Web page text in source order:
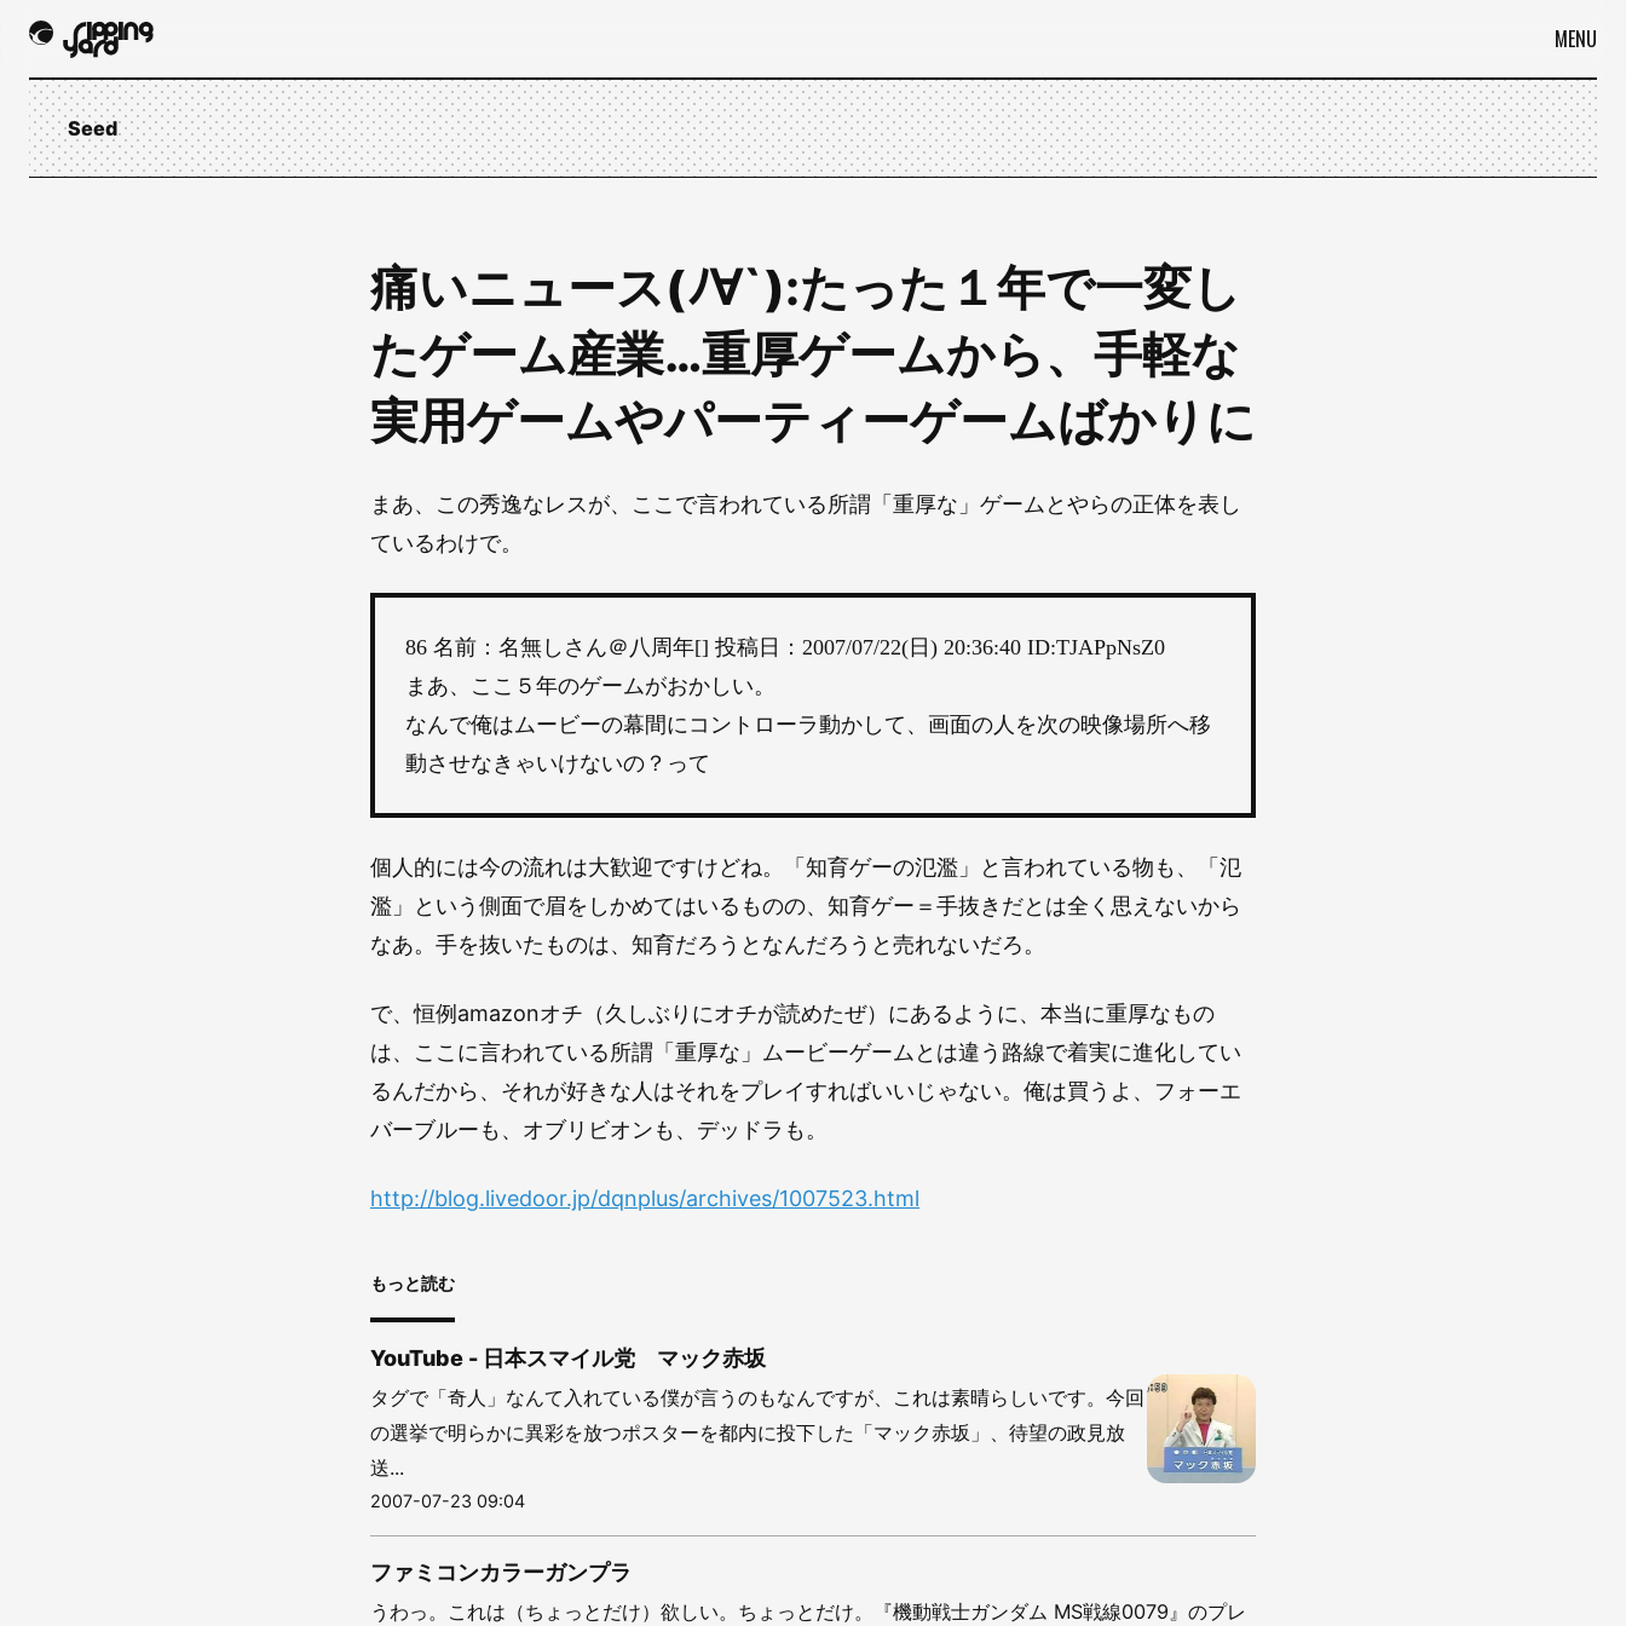
MENU
Seed
痛いニュース(ﾉ∀`):たった１年で一変し
たゲーム産業…重厚ゲームから、手軽な
実用ゲームやパーティーゲームばかりに
まあ、この秀逸なレスが、ここで言われている所謂「重厚な」ゲームとやらの正体を表し
ているわけで。
86 名前：名無しさん＠八周年[] 投稿日：2007/07/22(日) 20:36:40 ID:TJAPpNsZ0
まあ、ここ５年のゲームがおかしい。
なんで俺はムービーの幕間にコントローラ動かして、画面の人を次の映像場所へ移
動させなきゃいけないの？って
個人的には今の流れは大歓迎ですけどね。「知育ゲーの氾濫」と言われている物も、「氾
濫」という側面で眉をしかめてはいるものの、知育ゲー＝手抜きだとは全く思えないから
なあ。手を抜いたものは、知育だろうとなんだろうと売れないだろ。
で、恒例amazonオチ（久しぶりにオチが読めたぜ）にあるように、本当に重厚なもの
は、ここに言われている所謂「重厚な」ムービーゲームとは違う路線で着実に進化してい
るんだから、それが好きな人はそれをプレイすればいいじゃない。俺は買うよ、フォーエ
バーブルーも、オブリビオンも、デッドラも。
http://blog.livedoor.jp/dqnplus/archives/1007523.html
もっと読む
YouTube - 日本スマイル党 マック赤坂
タグで「奇人」なんて入れている僕が言うのもなんですが、これは素晴らしいです。今回
の選挙で明らかに異彩を放つポスターを都内に投下した「マック赤坂」、待望の政見放
送...
2007-07-23 09:04
ファミコンカラーガンプラ
うわっ。これは（ちょっとだけ）欲しい。ちょっとだけ。『機動戦士ガンダム MS戦線0079』のプレ